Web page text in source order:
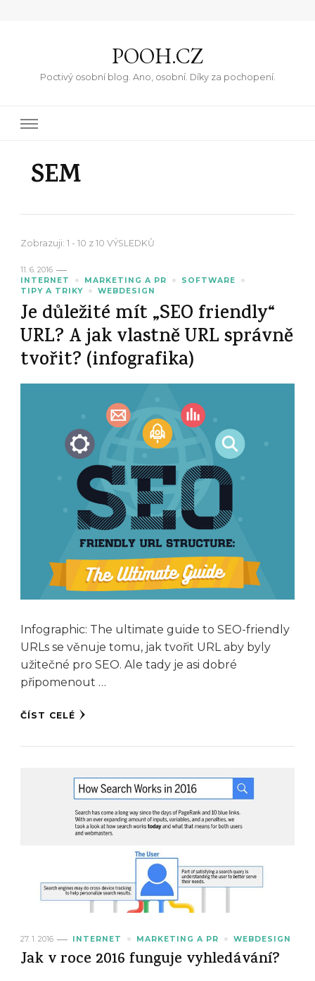
POOH.CZ
Poctivý osobní blog. Ano, osobní. Díky za pochopení.
SEM
Zobrazuji: 1 - 10 z 10 VÝSLEDKŮ
11. 6. 2016
INTERNET
MARKETING A PR
SOFTWARE
TIPY A TRIKY
WEBDESIGN
Je důležité mít „SEO friendly“
URL? A jak vlastně URL správně
tvořit? (infografika)
Infographic: The ultimate guide to SEO-friendly
URLs se věnuje tomu, jak tvořit URL aby byly
užitečné pro SEO. Ale tady je asi dobré
připomenout …
ČÍST CELÉ
27. 1. 2016 INTERNET MARKETING A PR WEBDESIGN
Jak v roce 2016 funguje vyhledávání?